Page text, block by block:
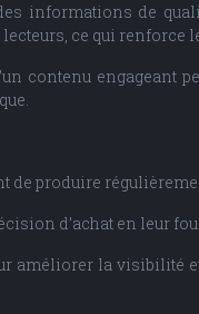
informations de
ce qui renforce
contenu engageant
de produire
d’achat en leur
améliorer la visibilité